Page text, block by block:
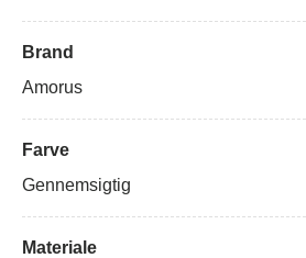
Brand
Amorus
Farve
Gennemsigtig
Materiale